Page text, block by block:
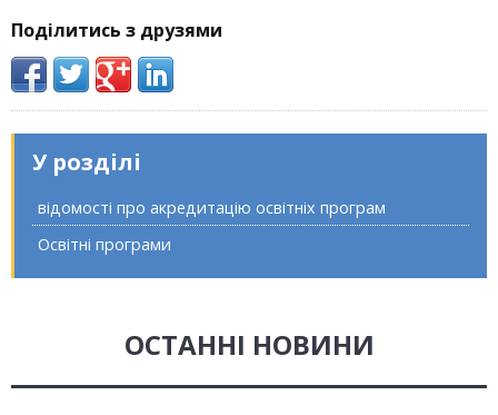
Поділитись з друзями
У розділі
відомості про акредитацію освітніх програм
Освітні програми
ОСТАННІ НОВИНИ